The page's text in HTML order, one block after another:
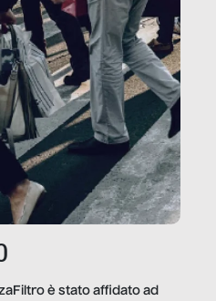
è stato affidato ad